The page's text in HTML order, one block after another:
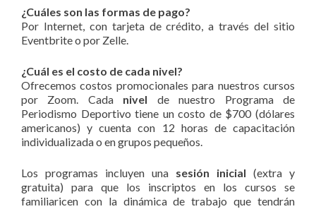
¿Cuáles son las formas de pago?
Por Internet, con tarjeta de crédito, a través del sitio
Eventbrite o por Zelle.
¿Cuál es el costo de cada nivel?
Ofrecemos costos promocionales para nuestros cursos
por Zoom. Cada nivel de nuestro Programa de
Periodismo Deportivo tiene un costo de $700 (dólares
americanos) y cuenta con 12 horas de capacitación
individualizada o en grupos pequeños.
Los programas incluyen una sesión inicial (extra y
gratuita) para que los inscriptos en los cursos se
familiaricen con la dinámica de trabajo que tendrán